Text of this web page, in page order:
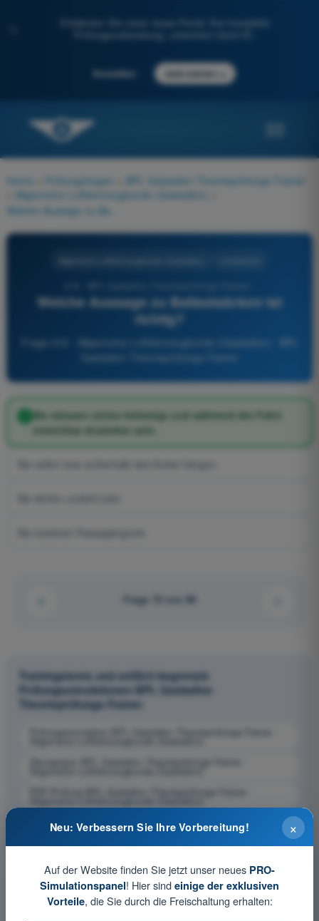
Entdecken Sie unser neues Portal: Ihre komplette
Prüfungsvorbereitung, unterstützt durch KI.
Anmelden Jetzt starten
Home Prüfungsfragen
BPL Gasballon Theorieprüfungs-Trainer
Allgemeine Luftfahrzeugkunde (Gasballon)
Welche Aussage zu Ballastsäcken ist
richtig?
Frage 416 - Allgemeine Luftfahrzeugkunde (Gasballon) - BPL
Sie müssen sicher befestigt und während der Fahrt
erreichbar dosierbar sein.
Frage 72 von 80
Trainingstests und zeitlich begrenzte
Prüfungssimulationen BPL Gasballon
Theorieprüfungs-Trainer
Prüfungssimulation BPL Gasballon Theorieprüfungs-Trainer -
Übungsquiz BPL Gasballon Theorieprüfungs-Trainer -
PDF-Prüfung BPL Gasballon Theorieprüfungs-Trainer -
×
Neu: Verbessern Sie Ihre Vorbereitung!
Auf der Website finden Sie jetzt unser neues PRO-
Simulationspanel! Hier sind einige der exklusiven
Vorteile, die Sie durch die Freischaltung erhalten: